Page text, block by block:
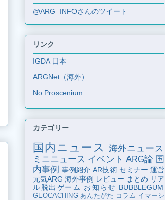
@ARG_INFOさんのツイート
リンク
IGDA 日本
ARGNet（海外）
No Proscenium
カテゴリー
国内ニュース
海外ニュース
ミニニュース イベント ARG論 国
内事例 事例紹介 AR技術 セミナー 運営
元気ARG 海外事例 レビュー まとめ リア
ル脱出ゲーム
お知らせ BUBBLEGUM
GEOCACHING あんたがた コラム イマーシ